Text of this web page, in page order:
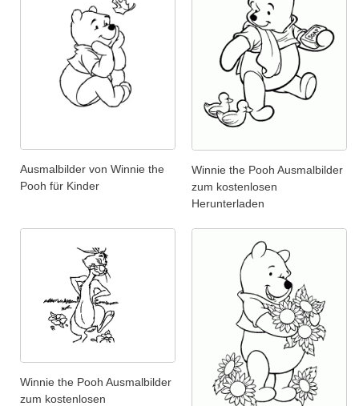
Ausmalbilder von Winnie the
Pooh für Kinder
Winnie the Pooh Ausmalbilder
zum kostenlosen
Herunterladen
Winnie the Pooh Ausmalbilder
zum kostenlosen